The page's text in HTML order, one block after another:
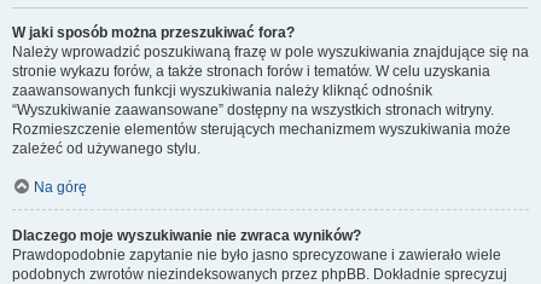
W jaki sposób można przeszukiwać fora?
Należy wprowadzić poszukiwaną frazę w pole wyszukiwania znajdujące się na
stronie wykazu forów, a także stronach forów i tematów. W celu uzyskania
zaawansowanych funkcji wyszukiwania należy kliknąć odnośnik
“Wyszukiwanie zaawansowane” dostępny na wszystkich stronach witryny.
Rozmieszczenie elementów sterujących mechanizmem wyszukiwania może
zależeć od używanego stylu.
Na górę
Dlaczego moje wyszukiwanie nie zwraca wyników?
Prawdopodobnie zapytanie nie było jasno sprecyzowane i zawierało wiele
podobnych zwrotów niezindeksowanych przez phpBB. Dokładnie sprecyzuj